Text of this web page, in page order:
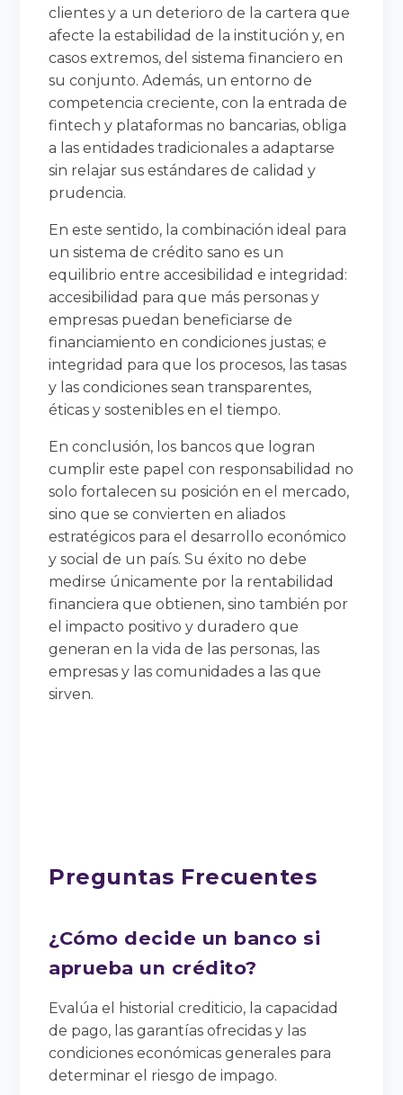
clientes y a un deterioro de la cartera que
afecte la estabilidad de la institución y, en
casos extremos, del sistema financiero en
su conjunto. Además, un entorno de
competencia creciente, con la entrada de
fintech y plataformas no bancarias, obliga
a las entidades tradicionales a adaptarse
sin relajar sus estándares de calidad y
prudencia.
En este sentido, la combinación ideal para
un sistema de crédito sano es un
equilibrio entre accesibilidad e integridad:
accesibilidad para que más personas y
empresas puedan beneficiarse de
financiamiento en condiciones justas; e
integridad para que los procesos, las tasas
y las condiciones sean transparentes,
éticas y sostenibles en el tiempo.
En conclusión, los bancos que logran
cumplir este papel con responsabilidad no
solo fortalecen su posición en el mercado,
sino que se convierten en aliados
estratégicos para el desarrollo económico
y social de un país. Su éxito no debe
medirse únicamente por la rentabilidad
financiera que obtienen, sino también por
el impacto positivo y duradero que
generan en la vida de las personas, las
empresas y las comunidades a las que
sirven.
Preguntas Frecuentes
¿Cómo decide un banco si
aprueba un crédito?
Evalúa el historial crediticio, la capacidad
de pago, las garantías ofrecidas y las
condiciones económicas generales para
determinar el riesgo de impago.